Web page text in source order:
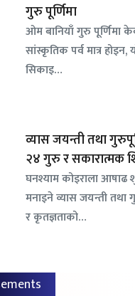
गुरु पूर्णिमा
ओम बानियाँ गुरु पूर्णिमा
सांस्कृतिक पर्व मात्र होइन,
सिकाइ…
व्यास जयन्ती तथा
२४ गुरु र सकारात्मक
घनश्याम कोइराला आषाढ
मनाइने व्यास जयन्ती तथा
र कृतज्ञताको…